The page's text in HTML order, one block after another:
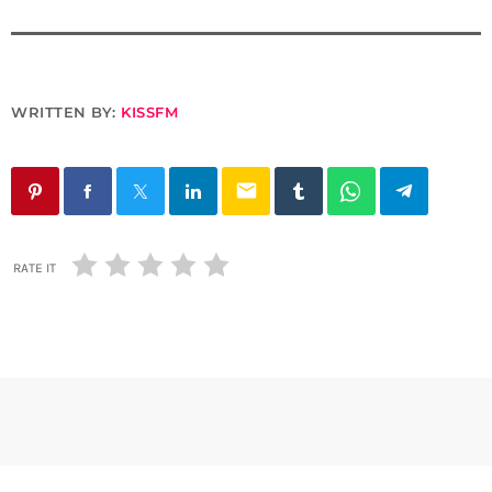
WRITTEN BY: KISSFM
email
RATE IT